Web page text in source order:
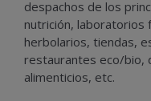
despachos de los
nutrición, laboratorios
herbolarios, tiendas,
restaurantes eco/bio,
alimenticios, etc.